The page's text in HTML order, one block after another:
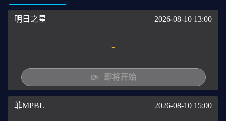
明日之星 2026-08-10 13:00
-
即将开始
菲MPBL 2026-08-10 15:00